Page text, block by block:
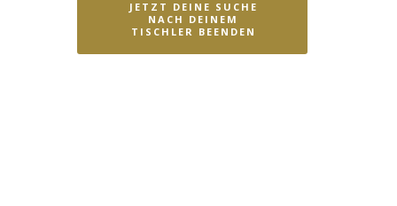
JETZT DEINE SUCHE
NACH DEINEM
TISCHLER BEENDEN